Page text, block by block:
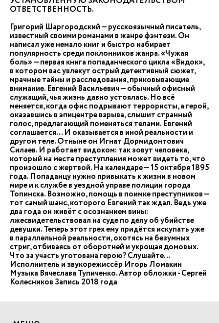
ОТВЕТСТВЕННОСТЬ.
Григорий Шаргородский — русскоязычный писатель,
известный своими романами в жанре фэнтези. Он
написал уже немало книг и быстро набирает
популярность среди поклонников жанра. «Чужая
боль» — первая книга попаданческого цикла «Видок»,
в котором вас увлекут острый детективный сюжет,
мрачные тайны и расследования, приковывающие
внимание. Евгений Васильевич — обычный офисный
служащий, чья жизнь давно устоялась. Но всё
меняется, когда офис подрывают террористы, а герой,
оказавшись в эпицентре взрыва, слышит странный
голос, предлагающий поменяться телами. Евгений
соглашается… И оказывается в иной реальности и
другом теле. Отныне он Игнат Дормидонтович
Силаев. И работает видоком: так зовут человека,
который на месте преступления может видеть то, что
произошло с жертвой. На календаре — 15 октября 1895
года. Попаданцу нужно привыкать к жизни в новом
мире и к службе в уездной управе полиции города
Топинска. Возможно, помощь в поимке преступников —
тот самый шанс, которого Евгений так ждал. Ведь уже
два года он живёт с осознанием вины:
лжесвидетельствовал на суде по делу об убийстве
девушки. Теперь этот грех ему придётся искупать уже
в параллельной реальности, охотясь на безумных
стриг, отбиваясь от оборотней и укрощая домовых.
Что за участь уготована герою? Слушайте…
Исполнитель и звукорежиссёр Игорь Ломакин
Музыка Вячеслава Тупиченко. Автор обложки - Сергей
Колесников Запись 2018 года